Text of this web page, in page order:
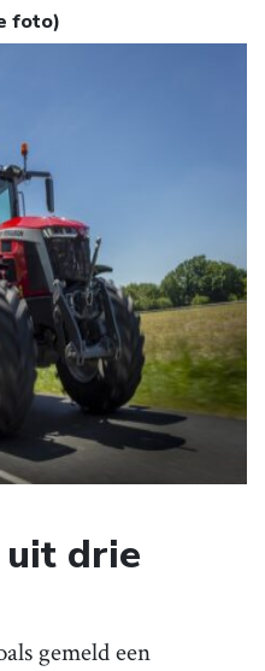
foto)
uit drie
gemeld een